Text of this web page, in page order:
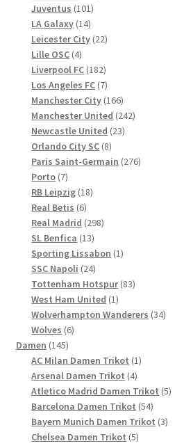
Juventus 101101
LA Galaxy 1414
Produkte
Leicester City 2222
Lille OSC 44
Produkte
Liverpool FC 182182
Produkte
Los Angeles FC 77
Produkte
Manchester City 166166
Produkte
Manchester United 242242
Newcastle United 2323
Orlando City SC 88
Produkte
Paris Saint-Germain 276276
Porto 77
Produkte
RB Leipzig 1818
Real Betis 66
Produkte
Real Madrid 298298
SL Benfica 1313
Produkte
Sporting Lissabon 11
SSC Napoli 2424
Produkte
Tottenham Hotspur 8383
West Ham United 11
Produkt
Wolverhampton Wanderers 3434
Wolves 66
Damen 145145
Produkte
AC Milan Damen Trikot 11
Arsenal Damen Trikot 44
Produkte
Atletico Madrid Damen Trikot 55
Barcelona Damen Trikot 5454
Produkte
Bayern Munich Damen Trikot 33
Chelsea Damen Trikot 55